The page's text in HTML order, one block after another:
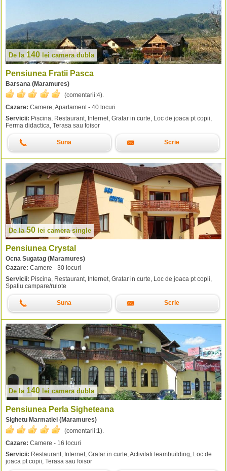
De la 140 lei camera dubla
Pensiunea Fratii Pasca
Barsana (Maramures)
(comentarii:4).
Cazare: Camere, Apartament - 40 locuri
Servicii: Piscina, Restaurant, Internet, Gratar in curte, Loc de joaca pt copii,
Ferma didactica, Terasa sau foisor
Suna Scrie
De la 50 lei camera single
Pensiunea Crystal
Ocna Sugatag (Maramures)
Cazare: Camere - 30 locuri
Servicii: Piscina, Restaurant, Internet, Gratar in curte, Loc de joaca pt copii,
Spatiu campare/rulote
Suna Scrie
De la 140 lei camera dubla
Pensiunea Perla Sigheteana
Sighetu Marmatiei (Maramures)
(comentarii:1 ).
Cazare: Camere - 16 locuri
Servicii: Restaurant, Internet, Gratar in curte, Activitati teambuilding, Loc de
joaca pt copii, Terasa sau foisor